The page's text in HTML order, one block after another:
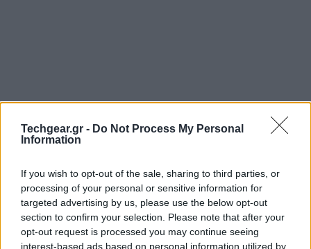
Techgear.gr - Do Not Process My Personal
Information
If you wish to opt-out of the sale, sharing to third parties, or
processing of your personal or sensitive information for
targeted advertising by us, please use the below opt-out
section to confirm your selection. Please note that after your
opt-out request is processed you may continue seeing
interest-based ads based on personal information utilized by